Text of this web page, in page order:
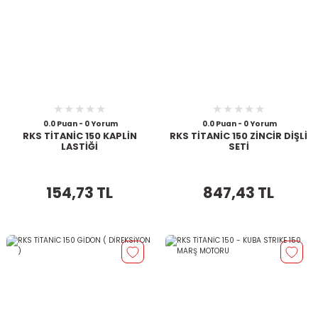
0.0 Puan - 0 Yorum
RKS TİTANİC 150 KAPLİN
LASTİĞİ
154,73 TL
0.0 Puan - 0 Yorum
RKS TİTANİC 150 ZİNCİR DİŞLİ
SETİ
847,43 TL